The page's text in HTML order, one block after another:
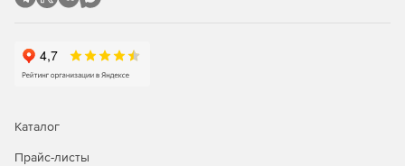
Модуль Friends дает возможность организовывать
Модуль Geomapping позволяет сочетать информацию
с картами: решение интегрировано с Google Maps, что
Модуль Groups позволяет пользователям сообщества
Social Networking создавать группы по интересам.
Каталог
Прайс-листы